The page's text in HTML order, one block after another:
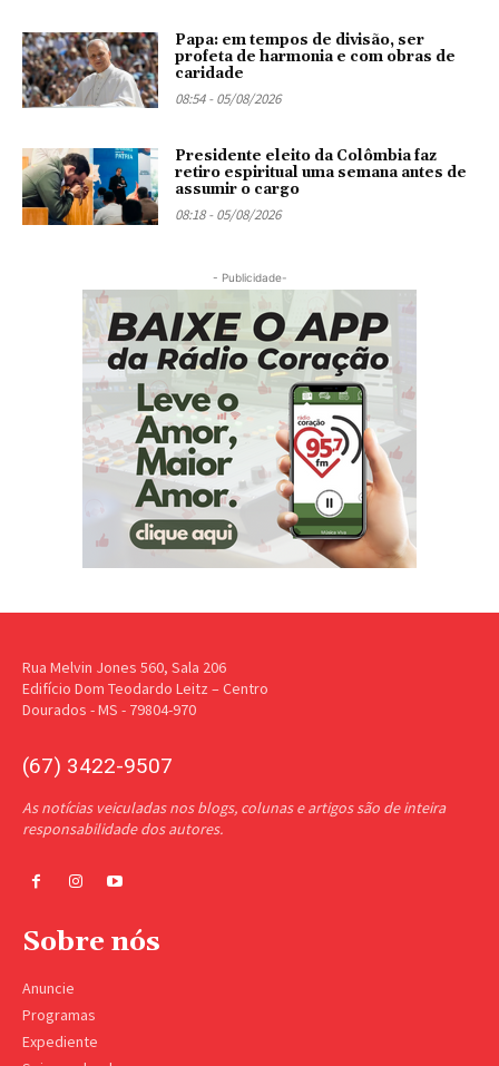
Papa: em tempos de divisão, ser
profeta de harmonia e com obras de
caridade
08:54 - 05/08/2026
Presidente eleito da Colômbia faz
retiro espiritual uma semana antes de
assumir o cargo
08:18 - 05/08/2026
- Publicidade-
Rua Melvin Jones 560, Sala 206
Edifício Dom Teodardo Leitz – Centro
Dourados - MS - 79804-970
(67) 3422-9507
As notícias veiculadas nos blogs, colunas e artigos são de inteira
responsabilidade dos autores.
Sobre nós
Anuncie
Programas
Expediente